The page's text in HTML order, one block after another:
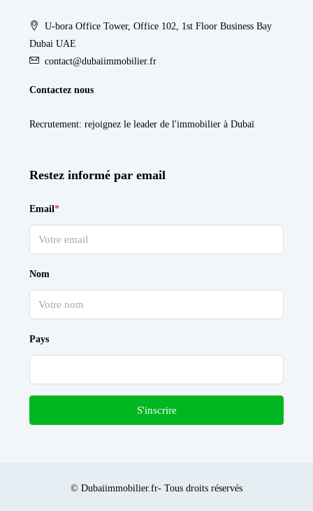
U-bora Office Tower, Office 102, 1st Floor Business Bay
Dubai UAE
contact@dubaiimmobilier.fr
Contactez nous
Recrutement: rejoignez le leader de l'immobilier à Dubaï
Restez informé par email
Email*
Nom
Pays
S'inscrire
© Dubaiimmobilier.fr- Tous droits réservés